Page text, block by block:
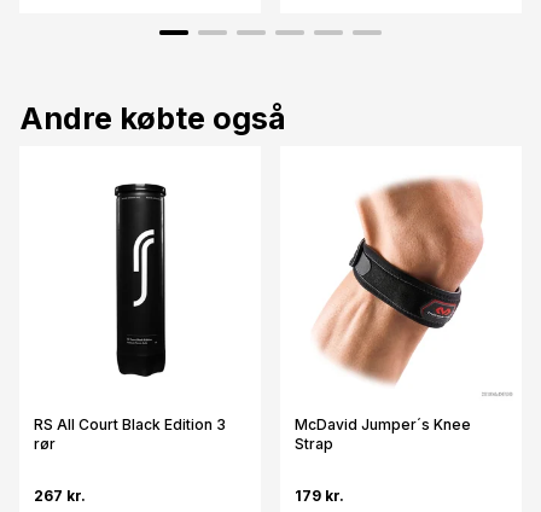
Andre købte også
RS All Court Black Edition 3
rør
267 kr.
McDavid Jumper´s Knee
Strap
179 kr.